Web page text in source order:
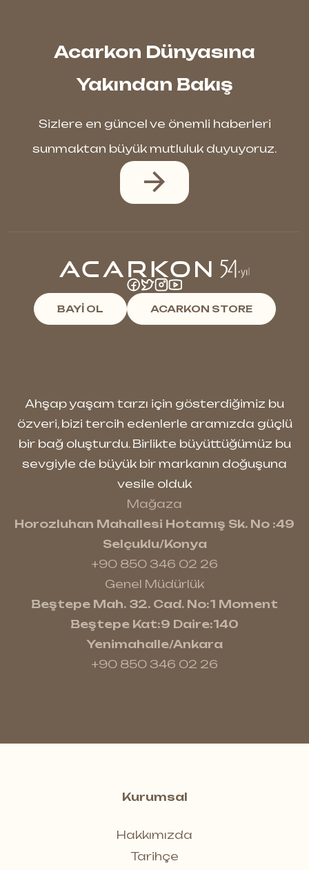
Acarkon Dünyasına
Yakından Bakış
Sizlere en güncel ve önemli haberleri
sunmaktan büyük mutluluk duyuyoruz.
BAYİ OL ACARKON STORE
Ahşap yaşam tarzı için gösterdiğimiz bu
özveri, bizi tercih edenlerle aramızda güçlü
bir bağ oluşturdu. Birlikte büyüttüğümüz bu
sevgiyle de büyük bir markanın doğuşuna
vesile olduk
Mağaza
Horozluhan Mahallesi Hotamış Sk. No :49
Selçuklu/Konya
+90 850 346 02 26
Genel Müdürlük
Beştepe Mah. 32. Cad. No:1 Moment
Beştepe Kat:9 Daire:140
Yenimahalle/Ankara
+90 850 346 02 26
Kurumsal
Hakkımızda
Tarihçe